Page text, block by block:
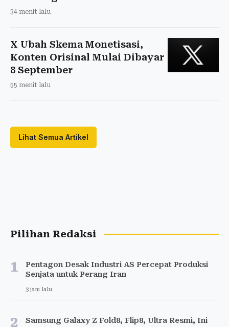
34 menit lalu
X Ubah Skema Monetisasi,
Konten Orisinal Mulai Dibayar
8 September
55 menit lalu
Lihat Semua Artikel
Pilihan Redaksi
1
Pentagon Desak Industri AS Percepat Produksi
Senjata untuk Perang Iran
3 jam lalu
2
Samsung Galaxy Z Fold8, Flip8, Ultra Resmi, Ini